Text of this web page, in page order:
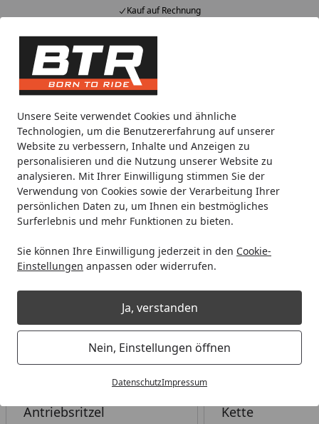
Unsere Seite verwendet Cookies und ähnliche
Technologien, um die Benutzererfahrung auf unserer
Website zu verbessern, Inhalte und Anzeigen zu
personalisieren und die Nutzung unserer Website zu
analysieren. Mit Ihrer Einwilligung stimmen Sie der
Verwendung von Cookies sowie der Verarbeitung Ihrer
persönlichen Daten zu, um Ihnen ein bestmögliches
Surferlebnis und mehr Funktionen zu bieten.
Sie können Ihre Einwilligung jederzeit in den Cookie-
Einstellungen anpassen oder widerrufen.
Ja, verstanden
Nein, Einstellungen öffnen
DatenschutzImpressum
Kauf auf Rechnung
Alle Produkte
Mein Konto
Suchen
Noch 2 Tage und 4 Stunden
Spare bis zu 35% auf EVOLIFT® Zentralständer
von BTR!
Startseite
Motorradteile & Ersatzteile Kraftübertragung
Kraftübertragung
Wählen Sie Ihre Wunschkategorie
Antriebsritzel Kette